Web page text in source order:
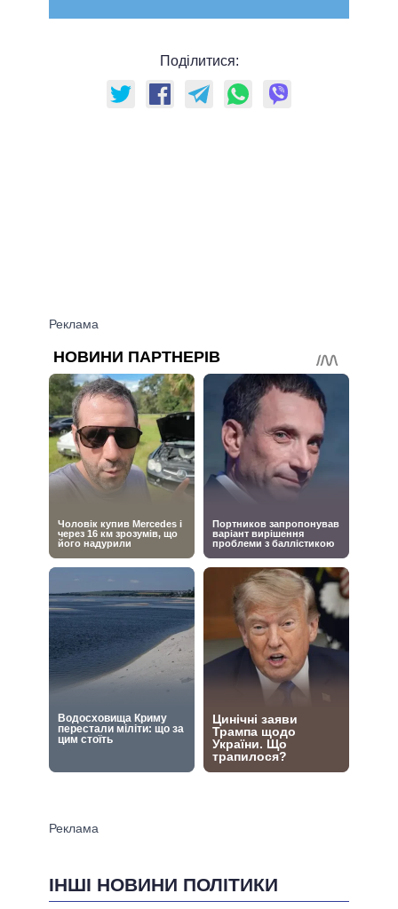
Поділитися:
ІНШІ НОВИНИ ПОЛІТИКИ